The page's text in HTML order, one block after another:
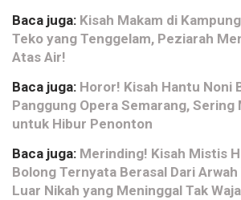
Baca juga: Kisah Makam di
Teko yang Tenggelam, Peziarah
Atas Air!
Baca juga: Horor! Kisah Hantu Noni
Panggung Opera Semarang,
untuk Hibur Penonton
Baca juga: Merinding! Kisah Mistis
Bolong Ternyata Berasal Dari
Luar Nikah yang Meninggal Tak